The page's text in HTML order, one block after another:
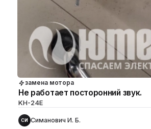
замена мотора
Не работает посторонний звук.
KH-24E
СИ Симанович И. Б.